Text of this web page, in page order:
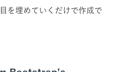
を埋めていくだけで作成で